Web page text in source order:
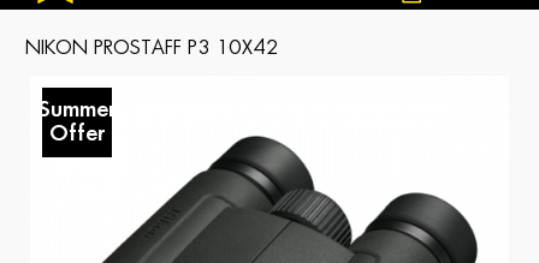
NIKON PROSTAFF P3 10X42
Summer
Offer